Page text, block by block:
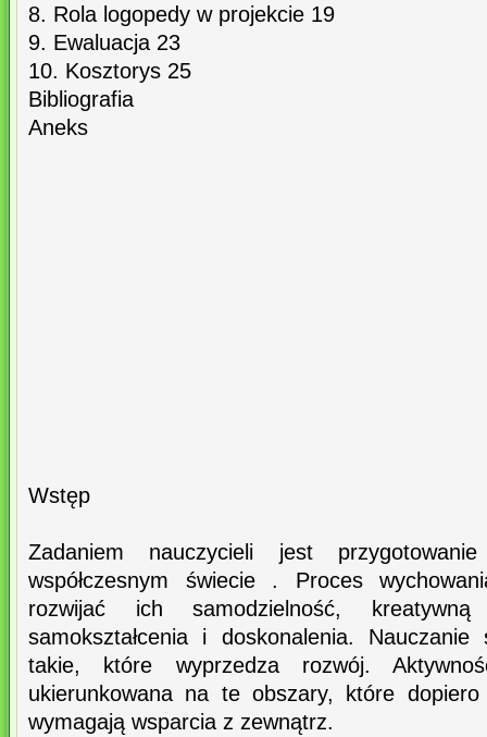
8. Rola logopedy w projekcie 19
9. Ewaluacja 23
10. Kosztorys 25
Bibliografia
Aneks
Wstęp
Zadaniem nauczycieli jest
współczesnym świecie . Proces
rozwijać ich samodzielność, kreatywną
samokształcenia i doskonalenia.
takie, które wyprzedza rozwój.
ukierunkowana na te obszary, które
wymagają wsparcia z zewnątrz.